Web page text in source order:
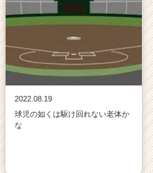
2022.08.19
球児の如くは駆け回れない老体か
な